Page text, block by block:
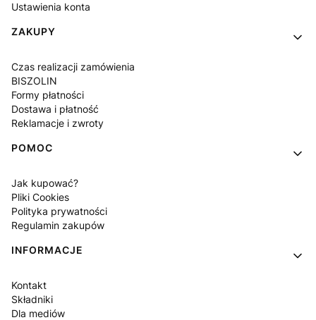
Ustawienia konta
ZAKUPY
Czas realizacji zamówienia
BISZOLIN
Formy płatności
Dostawa i płatność
Reklamacje i zwroty
POMOC
Jak kupować?
Pliki Cookies
Polityka prywatności
Regulamin zakupów
INFORMACJE
Kontakt
Składniki
Dla mediów